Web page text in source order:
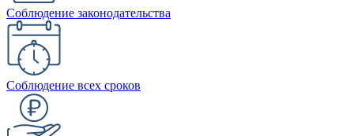
Соблюдение законодательства
Соблюдение всех сроков